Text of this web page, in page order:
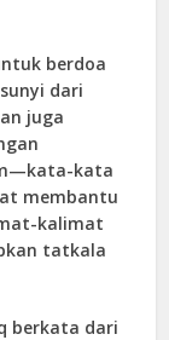
berdoa
dari
juga
kata
membantu
kalimat
tatkala
berkata dari